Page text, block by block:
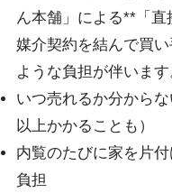
ん本舗」による**「直
媒介契約を結んで買
ような負担が伴います
いつ売れるか分から
以上かかることも）
内覧のたびに家を片
負担